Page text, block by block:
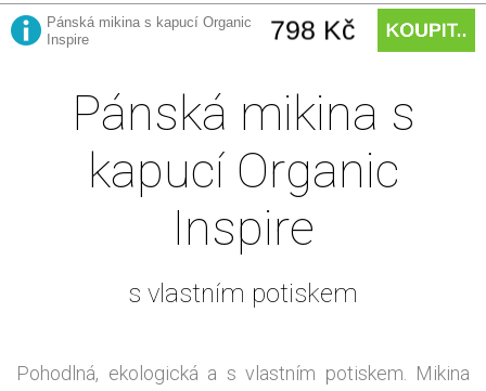
Pánská mikina s
kapucí Organic
Inspire
s vlastním potiskem
Pohodlná, ekologická a s vlastním potiskem. Mikina